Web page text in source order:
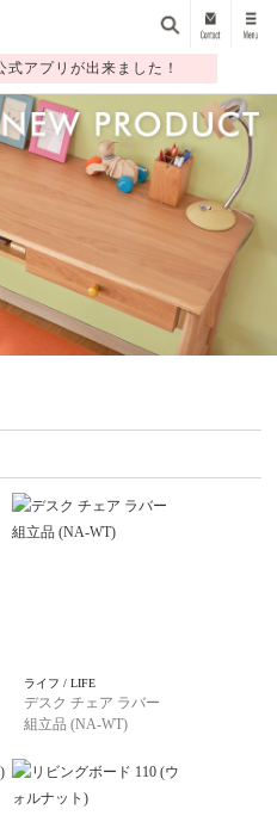
アプリが出来ました！
ライフ / LIFE
デスク チェア ラバー
組立品 (NA-WT)